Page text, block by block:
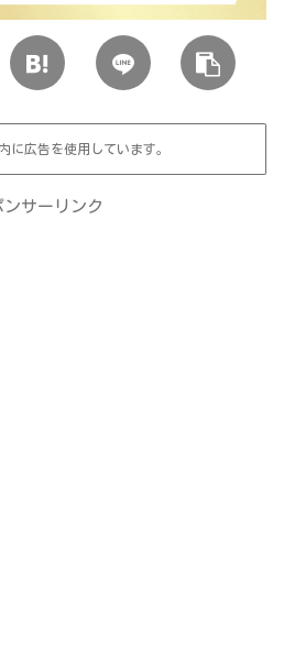
に広告を使用しています。
ンサーリンク